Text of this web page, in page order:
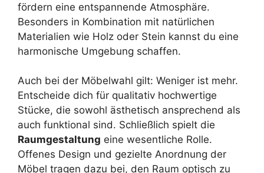
fördern eine entspannende Atmosphäre.
Besonders in Kombination mit natürlichen
Materialien wie Holz oder Stein kannst du eine
harmonische Umgebung schaffen.
Auch bei der Möbelwahl gilt: Weniger ist mehr.
Entscheide dich für qualitativ hochwertige
Stücke, die sowohl ästhetisch ansprechend als
auch funktional sind. Schließlich spielt die
Raumgestaltung eine wesentliche Rolle.
Offenes Design und gezielte Anordnung der
Möbel tragen dazu bei, den Raum optisch zu